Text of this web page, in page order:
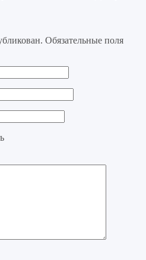
Обязательные поля